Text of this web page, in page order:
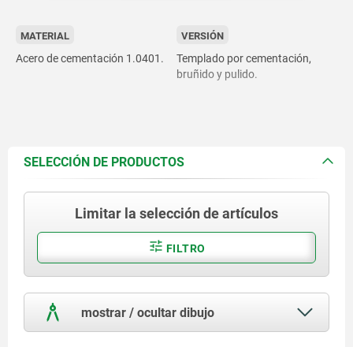
MATERIAL
Acero de cementación 1.0401.
VERSIÓN
Templado por cementación,
bruñido y pulido.
SELECCIÓN DE PRODUCTOS
Limitar la selección de artículos
FILTRO
mostrar / ocultar dibujo